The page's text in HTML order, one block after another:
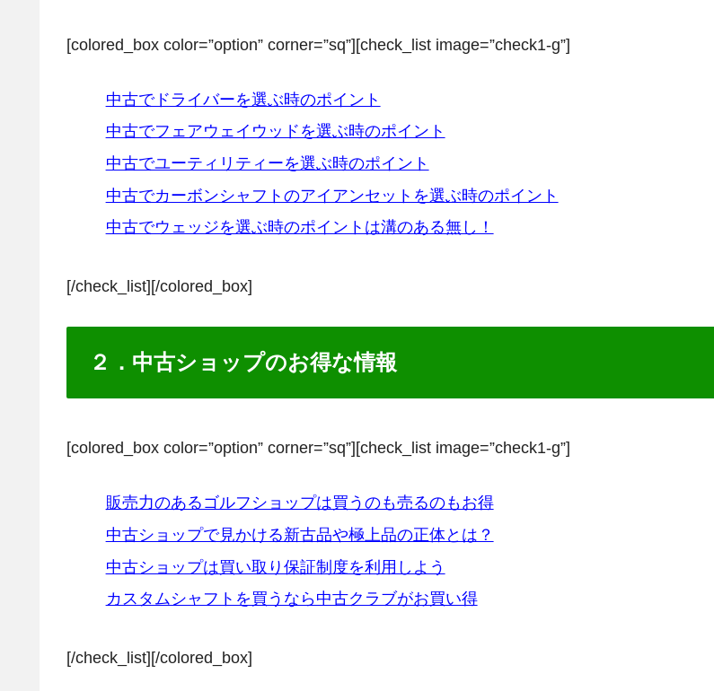
[colored_box color=”option” corner=”sq”][check_list image=”check1-g”]
中古でドライバーを選ぶ時のポイント
中古でフェアウェイウッドを選ぶ時のポイント
中古でユーティリティーを選ぶ時のポイント
中古でカーボンシャフトのアイアンセットを選ぶ時のポイント
中古でウェッジを選ぶ時のポイントは溝のある無し！
[/check_list][/colored_box]
２．中古ショップのお得な情報
[colored_box color=”option” corner=”sq”][check_list image=”check1-g”]
販売力のあるゴルフショップは買うのも売るのもお得
中古ショップで見かける新古品や極上品の正体とは？
中古ショップは買い取り保証制度を利用しよう
カスタムシャフトを買うなら中古クラブがお買い得
[/check_list][/colored_box]